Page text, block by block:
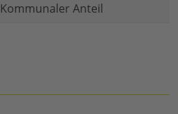
Kommunaler Anteil